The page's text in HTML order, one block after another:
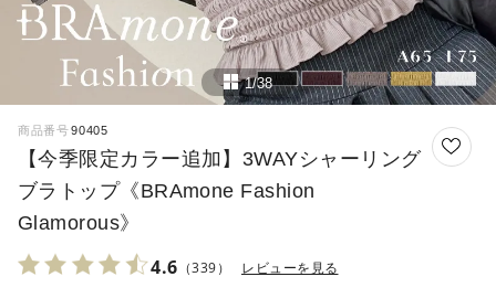
1/38
商品番号 90405
【今季限定カラー追加】3WAYシャーリング
ブラトップ《BRAmone Fashion
Glamorous》
4.6 （339） レビューを見る